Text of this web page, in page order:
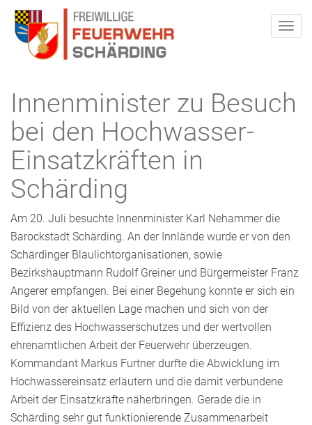
Innenminister zu Besuch
bei den Hochwasser-
Einsatzkräften in
Schärding
Am 20. Juli besuchte Innenminister Karl Nehammer die
Barockstadt Schärding. An der Innlände wurde er von den
Schärdinger Blaulichtorganisationen, sowie
Bezirkshauptmann Rudolf Greiner und Bürgermeister Franz
Angerer empfangen. Bei einer Begehung konnte er sich ein
Bild von der aktuellen Lage machen und sich von der
Effizienz des Hochwasserschutzes und der wertvollen
ehrenamtlichen Arbeit der Feuerwehr überzeugen.
Kommandant Markus Furtner durfte die Abwicklung im
Hochwassereinsatz erläutern und die damit verbundene
Arbeit der Einsatzkräfte näherbringen. Gerade die in
Schärding sehr gut funktionierende Zusammenarbeit